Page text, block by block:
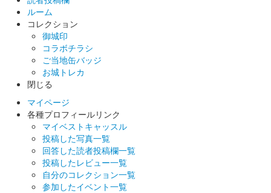
ルーム
コレクション
御城印
コラボチラシ
ご当地缶バッジ
お城トレカ
閉じる
マイページ
各種プロフィールリンク
マイベストキャッスル
投稿した写真一覧
回答した読者投稿欄一覧
投稿したレビュー一覧
自分のコレクション一覧
参加したイベント一覧